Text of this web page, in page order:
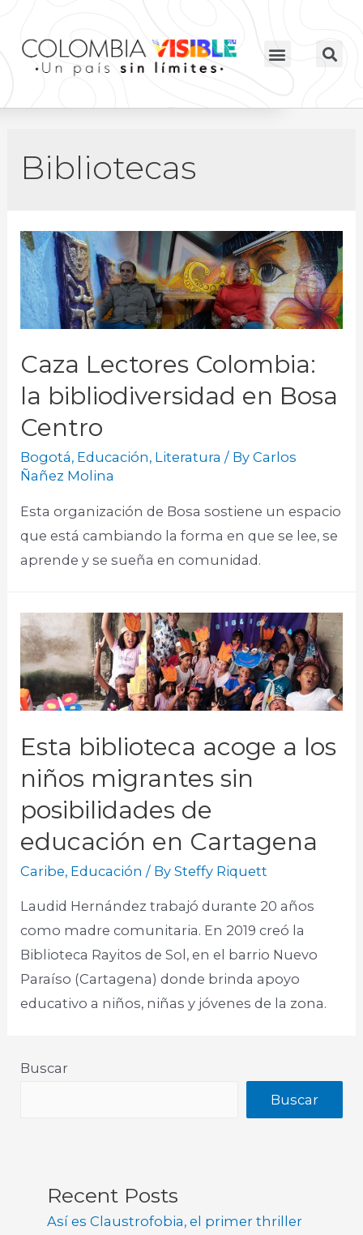
Bibliotecas
Caza Lectores Colombia:
la bibliodiversidad en Bosa
Centro
Bogotá, Educación, Literatura / ByCarlos
Ñañez Molina
Esta organización de Bosa sostiene un espacio
que está cambiando la forma en que se lee, se
aprende y se sueña en comunidad.
Esta biblioteca acoge a los
niños migrantes sin
posibilidades de
educación en Cartagena
Caribe, Educación / BySteffy Riquett
Laudid Hernández trabajó durante 20 años
como madre comunitaria. En 2019 creó la
Biblioteca Rayitos de Sol, en el barrio Nuevo
Paraíso (Cartagena) donde brinda apoyo
educativo a niños, niñas y jóvenes de la zona.
Buscar
Buscar
Recent Posts
Así es Claustrofobia, el primer thriller